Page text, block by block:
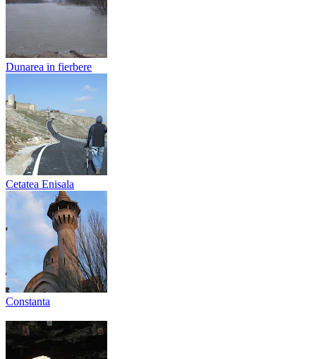
Dunarea in fierbere
Cetatea Enisala
Constanta